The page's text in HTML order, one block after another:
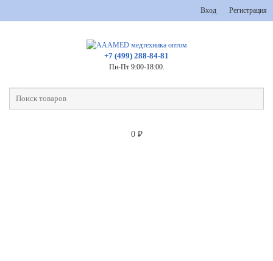
Вход Регистрация
+7 (499) 288-84-81
Пн-Пт 9:00-18:00.
0 ₽